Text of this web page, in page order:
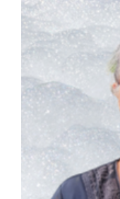
Ver
imagen
grande